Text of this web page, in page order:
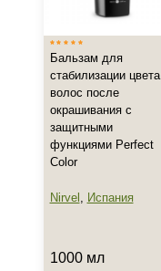
Все типы волос
Окрашенные
Поврежденные
Показать еще
Действие
Восстановление
Результат
Бальзам для
стабилизации цвета
волос после
окрашивания с
защитными
функциями Perfect
Color
Nirvel , Испания
1000 мл